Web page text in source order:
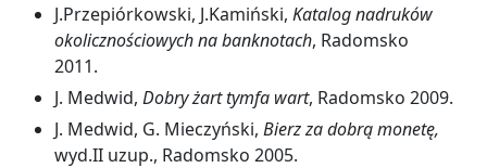
J.Przepiórkowski, J.Kamiński, Katalog nadruków
okolicznościowych na banknotach, Radomsko
2011.
J. Medwid, Dobry żart tymfa wart, Radomsko 2009.
J. Medwid, G. Mieczyński, Bierz za dobrą monetę,
wyd.II uzup., Radomsko 2005.